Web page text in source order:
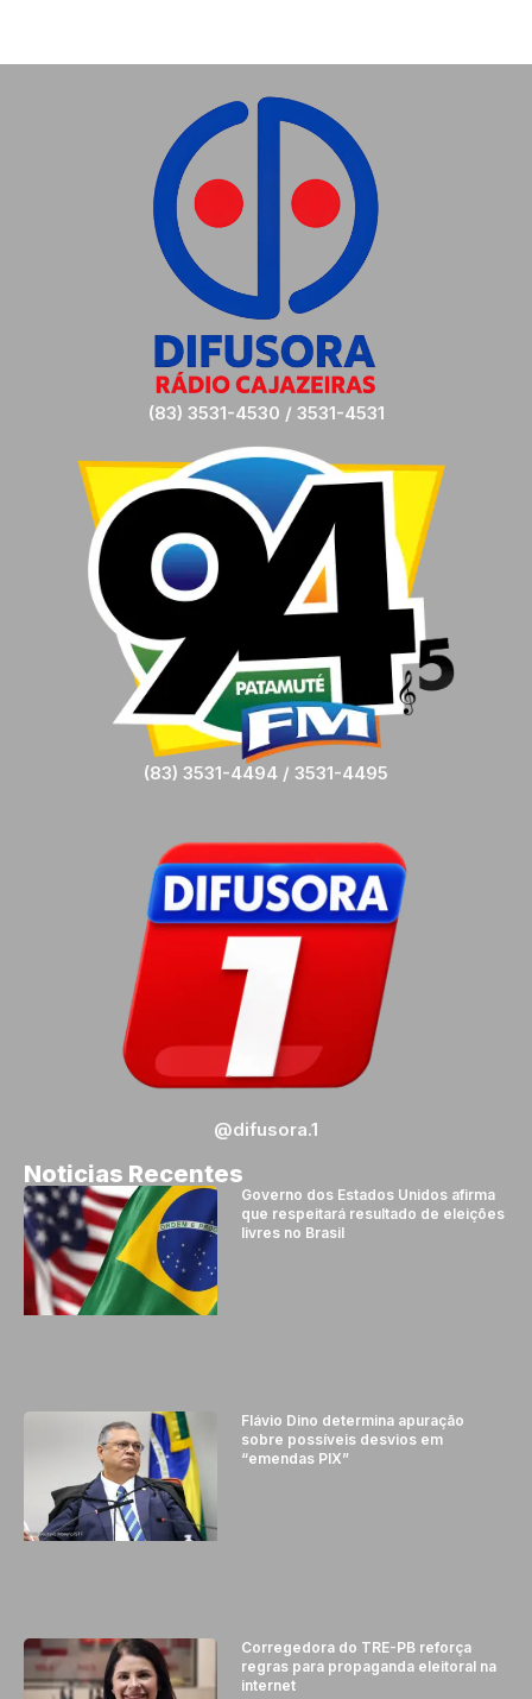
(83) 3531-4530 / 3531-4531
(83) 3531-4494 / 3531-4495
@difusora.1
Noticias Recentes
Governo dos Estados Unidos afirma
que respeitará resultado de eleições
livres no Brasil
Flávio Dino determina apuração
sobre possíveis desvios em
“emendas PIX”
Corregedora do TRE-PB reforça
regras para propaganda eleitoral na
internet